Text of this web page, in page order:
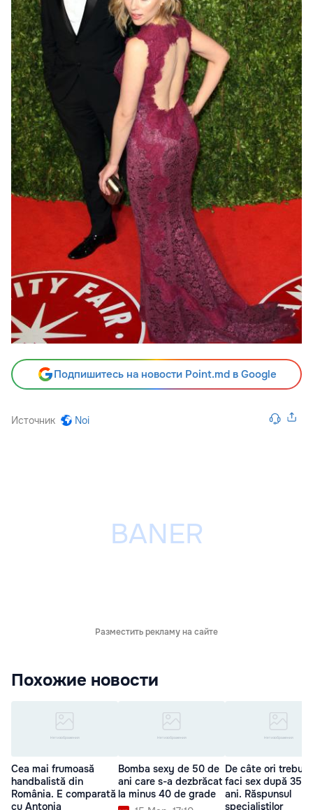
Подпишитесь на новости Point.md в Google
Источник Noi
Разместить рекламу на сайте
Похожие новости
Cea mai frumoasă
handbalistă din
România. E comparată
cu Antonia
Bomba sexy de 50 de
ani care s-a dezbrăcat
la minus 40 de grade
De câte ori
faci sex după 35
ani. Răspunsul
specialiştilor